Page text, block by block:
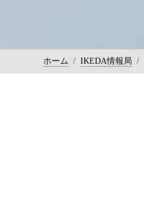
ホーム / IKEDA情報局 /